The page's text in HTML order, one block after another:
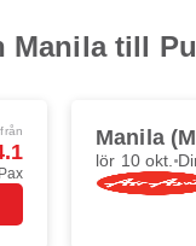
Manila till
Manila
lör 10 okt.